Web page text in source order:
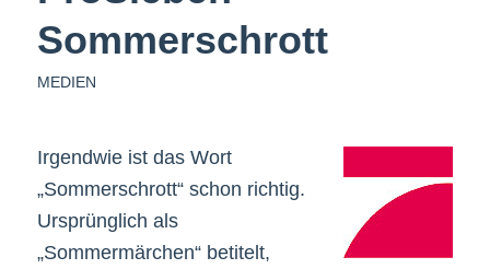
Sommerschrott
MEDIEN
Irgendwie ist das Wort
„Sommerschrott“ schon richtig.
Ursprünglich als
„Sommermärchen“ betitelt,